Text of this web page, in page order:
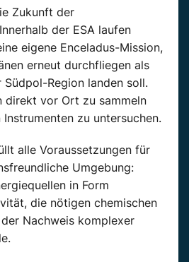
Zukunft der
der ESA laufen
eigene Enceladus-Mission,
erneut durchfliegen als
Region landen soll.
direkt vor Ort zu sammeln
zu untersuchen.
alle Voraussetzungen für
Umgebung:
in Form
die nötigen chemischen
Nachweis komplexer